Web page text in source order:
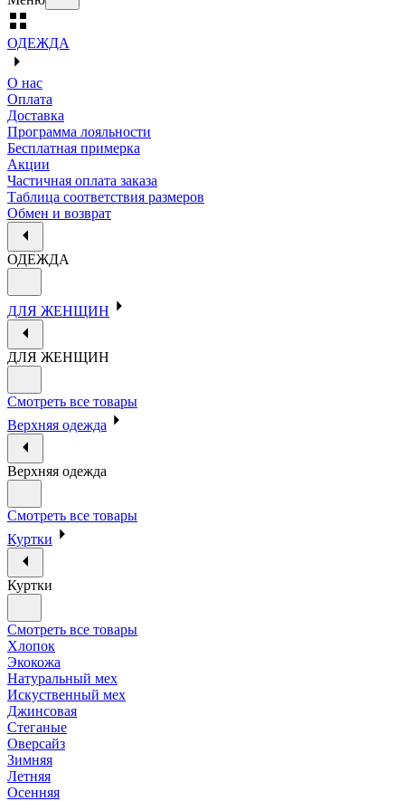
ОДЕЖДА
О нас
Оплата
Доставка
Программа лояльности
Бесплатная примерка
Акции
Частичная оплата заказа
Таблица соответствия размеров
Обмен и возврат
ОДЕЖДА
ДЛЯ ЖЕНЩИН
ДЛЯ ЖЕНЩИН
Смотреть все товары
Верхняя одежда
Верхняя одежда
Смотреть все товары
Куртки
Куртки
Смотреть все товары
Хлопок
Экокожа
Натуральный мех
Искуственный мех
Джинсовая
Стеганые
Оверсайз
Зимняя
Летняя
Осенняя